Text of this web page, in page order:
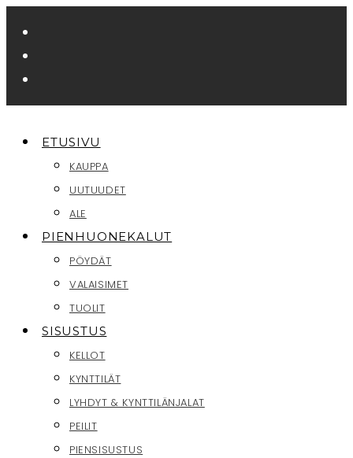
suoraan
sisältöön
ETUSIVU
KAUPPA
UUTUUDET
ALE
PIENHUONEKALUT
PÖYDÄT
VALAISIMET
TUOLIT
SISUSTUS
KELLOT
KYNTTILÄT
LYHDYT & KYNTTILÄNJALAT
PEILIT
PIENSISUSTUS